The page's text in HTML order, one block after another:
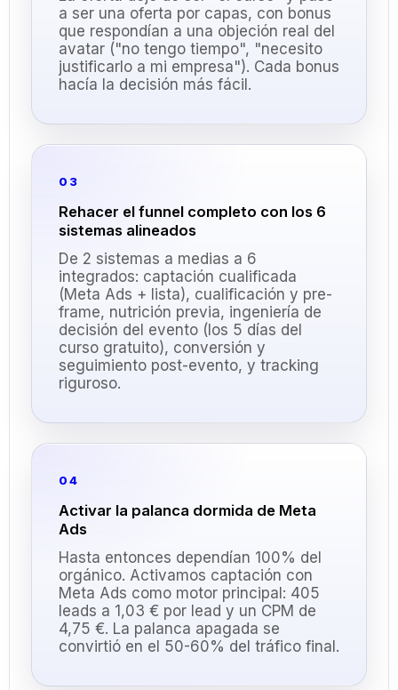
a ser una oferta por capas, con bonus
que respondían a una objeción real del
avatar ("no tengo tiempo", "necesito
justificarlo a mi empresa"). Cada bonus
hacía la decisión más fácil.
03
Rehacer el funnel completo con los 6
sistemas alineados
De 2 sistemas a medias a 6
integrados: captación cualificada
(Meta Ads + lista), cualificación y pre-
frame, nutrición previa, ingeniería de
decisión del evento (los 5 días del
curso gratuito), conversión y
seguimiento post-evento, y tracking
riguroso.
04
Activar la palanca dormida de Meta
Ads
Hasta entonces dependían 100% del
orgánico. Activamos captación con
Meta Ads como motor principal: 405
leads a 1,03 € por lead y un CPM de
4,75 €. La palanca apagada se
convirtió en el 50-60% del tráfico final.